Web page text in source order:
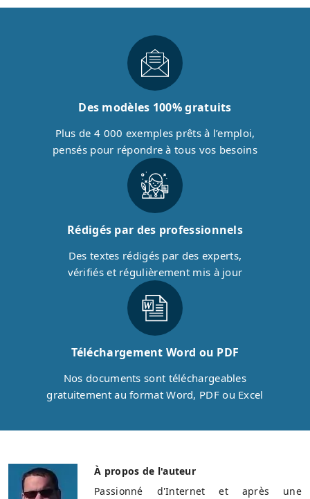
Des modèles 100% gratuits
Plus de 4 000 exemples prêts à l’emploi,
pensés pour répondre à tous vos besoins
Rédigés par des professionnels
Des textes rédigés par des experts,
vérifiés et régulièrement mis à jour
Téléchargement Word ou PDF
Nos documents sont téléchargeables
gratuitement au format Word, PDF ou Excel
À propos de l'auteur
Passionné d'Internet et après une